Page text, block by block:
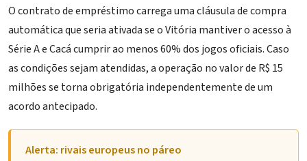
O contrato de empréstimo carrega uma cláusula de compra
automática que seria ativada se o Vitória mantiver o acesso à
Série A e Cacá cumprir ao menos 60% dos jogos oficiais. Caso
as condições sejam atendidas, a operação no valor de R$ 15
milhões se torna obrigatória independentemente de um
acordo antecipado.
Alerta: rivais europeus no páreo